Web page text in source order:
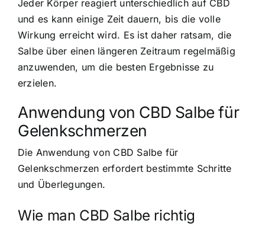
Jeder Körper reagiert unterschiedlich auf CBD
und es kann einige Zeit dauern, bis die volle
Wirkung erreicht wird. Es ist daher ratsam, die
Salbe über einen längeren Zeitraum regelmäßig
anzuwenden, um die besten Ergebnisse zu
erzielen.
Anwendung von CBD Salbe für
Gelenkschmerzen
Die Anwendung von CBD Salbe für
Gelenkschmerzen erfordert bestimmte Schritte
und Überlegungen.
Wie man CBD Salbe richtig